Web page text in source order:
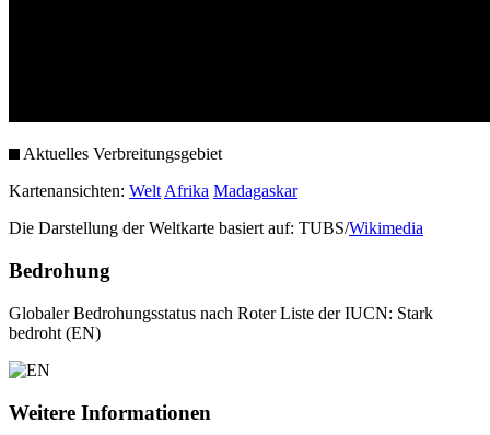
Aktuelles Verbreitungsgebiet
Kartenansichten: WeltAfrika Madagaskar
Die Darstellung der Weltkarte basiert auf: TUBS/Wikimedia
Bedrohung
Globaler Bedrohungsstatus nach Roter Liste der IUCN: Stark
bedroht (EN)
Weitere Informationen